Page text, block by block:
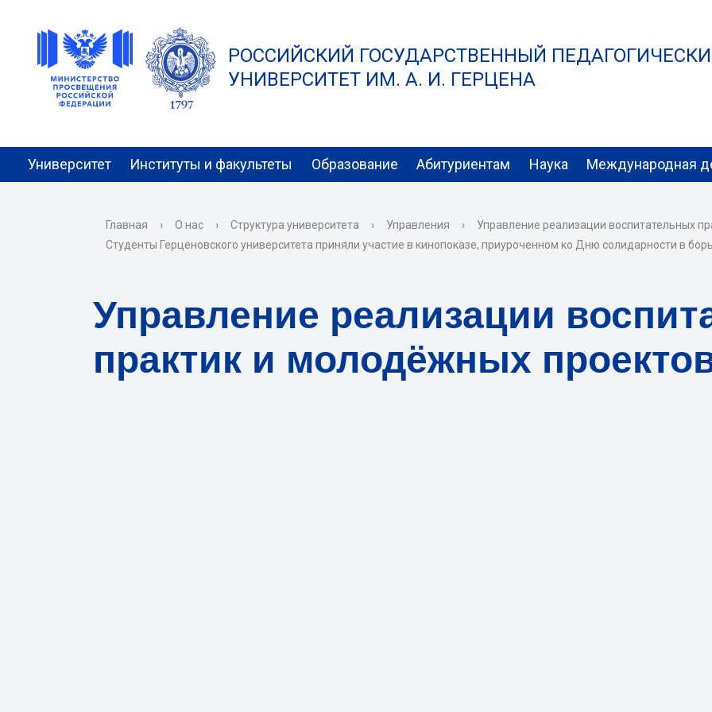
РОССИЙСКИЙ ГОСУДАРСТВЕННЫЙ
УНИВЕРСИТЕТ ИМ. А. И. ГЕРЦЕНА
Университет Институты и факультеты Образование Абитуриентам Наука Международная
Главная › О нас › Структура университета › Управления ›
Управление реализации воспитательных
Студенты Герценовского университета приняли участие в кинопоказе, приуроченном ко Дню солидарности в
Управление реализации
практик и молодёжных